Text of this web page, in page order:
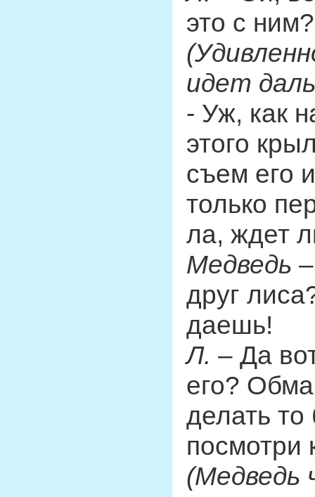
это с ним?
идет
- Уж, как
этого
съем его
только
ла, ждет
Медведь
друг
даешь!
Л. – Да
его?
делать
посмотри